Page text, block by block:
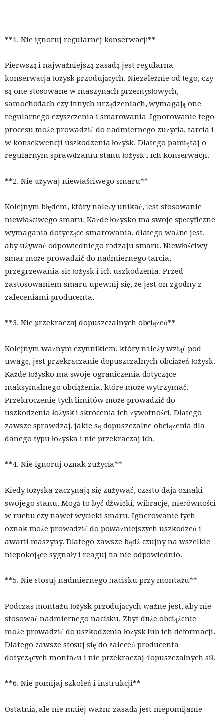
**1. Nie ignoruj regularnej konserwacji**
Pierwszą i najważniejszą zasadą jest regularna
konserwacja łożysk przodujących. Niezależnie od tego, czy
są one stosowane w maszynach przemysłowych,
samochodach czy innych urządzeniach, wymagają one
regularnego czyszczenia i smarowania. Ignorowanie tego
procesu może prowadzić do nadmiernego zużycia, tarcia i
w konsekwencji uszkodzenia łożysk. Dlatego pamiętaj o
regularnym sprawdzaniu stanu łożysk i ich konserwacji.
**2. Nie używaj niewłaściwego smaru**
Kolejnym błędem, który należy unikać, jest stosowanie
niewłaściwego smaru. Każde łożysko ma swoje specyficzne
wymagania dotyczące smarowania, dlatego ważne jest,
aby używać odpowiedniego rodzaju smaru. Niewłaściwy
smar może prowadzić do nadmiernego tarcia,
przegrzewania się łożysk i ich uszkodzenia. Przed
zastosowaniem smaru upewnij się, że jest on zgodny z
zaleceniami producenta.
**3. Nie przekraczaj dopuszczalnych obciążeń**
Kolejnym ważnym czynnikiem, który należy wziąć pod
uwagę, jest przekraczanie dopuszczalnych obciążeń łożysk.
Każde łożysko ma swoje ograniczenia dotyczące
maksymalnego obciążenia, które może wytrzymać.
Przekroczenie tych limitów może prowadzić do
uszkodzenia łożysk i skrócenia ich żywotności. Dlatego
zawsze sprawdzaj, jakie są dopuszczalne obciążenia dla
danego typu łożyska i nie przekraczaj ich.
**4. Nie ignoruj oznak zużycia**
Kiedy łożyska zaczynają się zużywać, często dają oznaki
swojego stanu. Mogą to być dźwięki, wibracje, nierówności
w ruchu czy nawet wycieki smaru. Ignorowanie tych
oznak może prowadzić do poważniejszych uszkodzeń i
awarii maszyny. Dlatego zawsze bądź czujny na wszelkie
niepokojące sygnały i reaguj na nie odpowiednio.
**5. Nie stosuj nadmiernego nacisku przy montażu**
Podczas montażu łożysk przodujących ważne jest, aby nie
stosować nadmiernego nacisku. Zbyt duże obciążenie
może prowadzić do uszkodzenia łożysk lub ich deformacji.
Dlatego zawsze stosuj się do zaleceń producenta
dotyczących montażu i nie przekraczaj dopuszczalnych sił.
**6. Nie pomijaj szkoleń i instrukcji**
Ostatnią, ale nie mniej ważną zasadą jest niepomijanie